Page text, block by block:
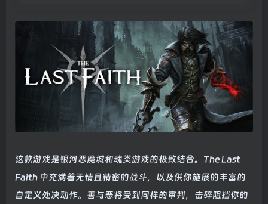
这款游戏是银河恶魔城和魂类游戏的极致结合。The Last
Faith 中充满着无情且精密的战斗，以及供你施展的丰富的
自定义处决动作。善与恶将受到同样的审判，击碎阻挡你的